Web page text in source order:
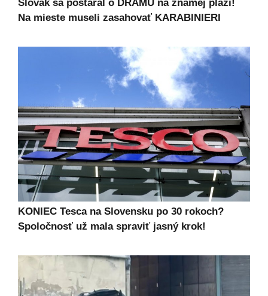
Slovák sa postaral o DRÁMU na známej pláži!
Na mieste museli zasahovať KARABINIERI
KONIEC Tesca na Slovensku po 30 rokoch?
Spoločnosť už mala spraviť jasný krok!